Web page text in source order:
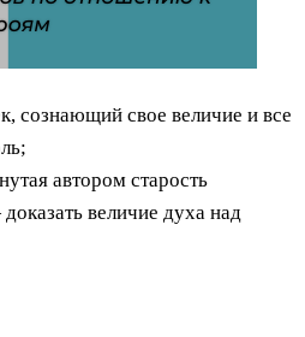
сознающий свое величие и все
автором старость
величие духа над